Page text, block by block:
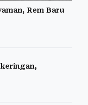
Rem Baru